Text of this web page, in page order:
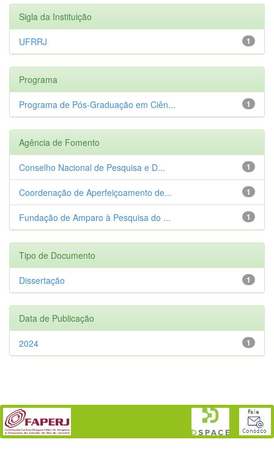
Sigla da Instituição
1
UFRRJ
Programa
1
Programa de Pós-Graduação em Ciên...
Agência de Fomento
1
Conselho Nacional de Pesquisa e D...
1
Coordenação de Aperfeiçoamento de...
1
Fundação de Amparo à Pesquisa do ...
Tipo de Documento
1
Dissertação
Data de Publicação
1
2024